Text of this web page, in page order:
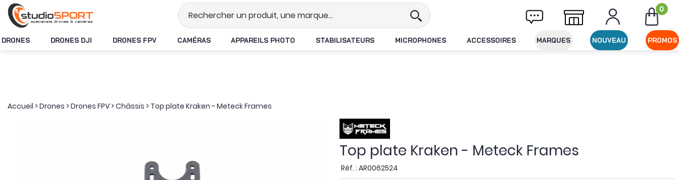
Stock en temps réel Livraison offerte dès 49€ d'achat 0
DRONES DRONES DJI DRONES FPV CAMÉRAS APPAREILS PHOTO STABILISATEURS MICROPHONES ACCESSOIRES MARQUES NOUVEAU PROMOS
Accueil >Drones >Drones FPV>Châssis > Top plate Kraken - Meteck Frames
Top plate Kraken - Meteck Frames
Réf. : AR0062524